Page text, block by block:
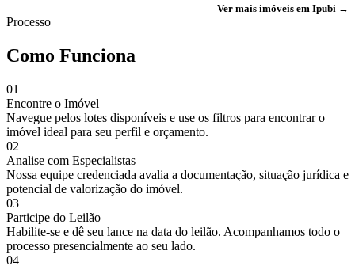
Ver mais imóveis em Ipubi →
Processo
Como Funciona
01
Encontre o Imóvel
Navegue pelos lotes disponíveis e use os filtros para encontrar o
imóvel ideal para seu perfil e orçamento.
02
Analise com Especialistas
Nossa equipe credenciada avalia a documentação, situação jurídica e
potencial de valorização do imóvel.
03
Participe do Leilão
Habilite-se e dê seu lance na data do leilão. Acompanhamos todo o
processo presencialmente ao seu lado.
04